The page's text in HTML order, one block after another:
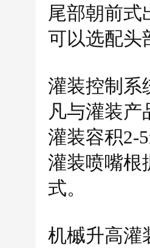
尾部朝前式
可以选配头
灌装控制系
凡与灌装产
灌装容积2-
灌装喷嘴根
式。
机槭升高灌